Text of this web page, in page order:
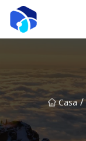
Casa /